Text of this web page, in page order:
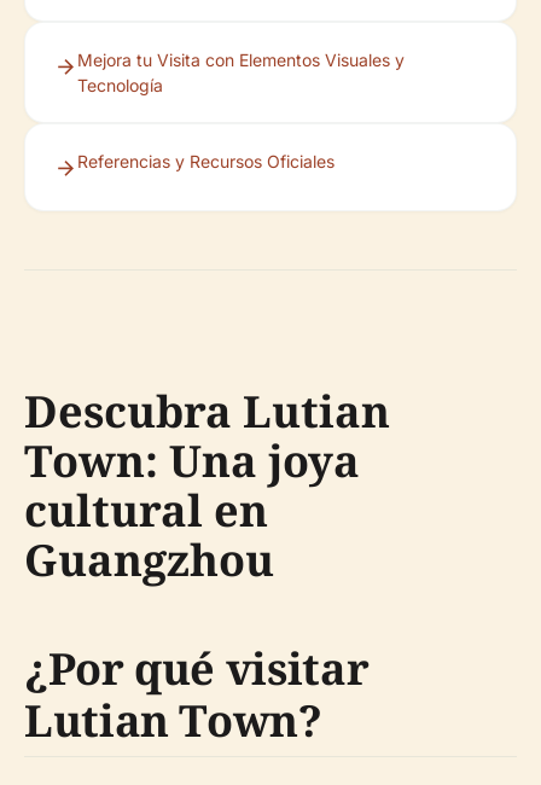
Mejora tu Visita con Elementos Visuales y
Tecnología
Referencias y Recursos Oficiales
Descubra Lutian
Town: Una joya
cultural en
Guangzhou
¿Por qué visitar
Lutian Town?